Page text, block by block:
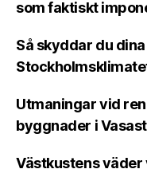
som faktiskt
Så skyddar du
Utmaningar vid
byggnader i
Västkustens väder